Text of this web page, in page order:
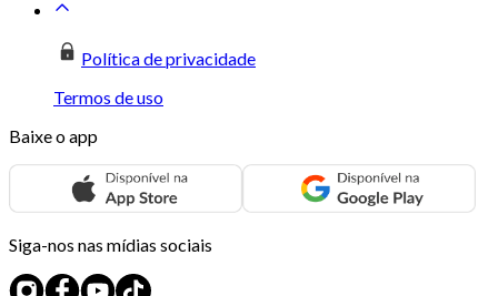
Política de privacidade
Termos de uso
Baixe o app
Siga-nos nas mídias sociais